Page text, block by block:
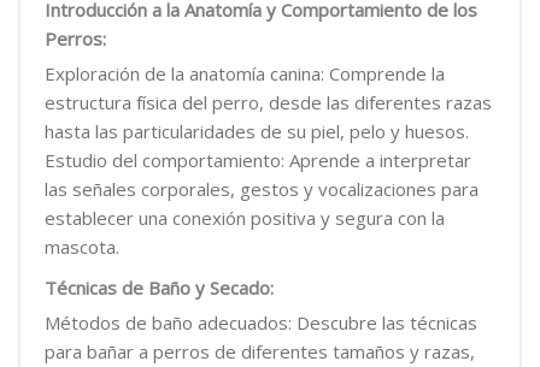
Introducción a la Anatomía y Comportamiento de los
Perros:
Exploración de la anatomía canina: Comprende la
estructura física del perro, desde las diferentes razas
hasta las particularidades de su piel, pelo y huesos.
Estudio del comportamiento: Aprende a interpretar
las señales corporales, gestos y vocalizaciones para
establecer una conexión positiva y segura con la
mascota.
Técnicas de Baño y Secado:
Métodos de baño adecuados: Descubre las técnicas
para bañar a perros de diferentes tamaños y razas,